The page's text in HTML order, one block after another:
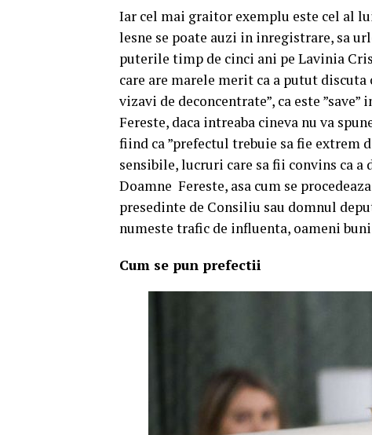
Iar cel mai graitor exemplu este cel al
lesne se poate auzi in inregistrare, sa
puterile timp de cinci ani pe Lavinia
care are marele merit ca a putut
vizavi de deconcentrate”, ca este
Fereste, daca intreaba cineva nu va
fiind ca ”prefectul trebuie sa fie extrem
sensibile, lucruri care sa fii convins ca a
Doamne Fereste, asa cum se
presedinte de Consiliu sau domnul
numeste trafic de influenta, oameni buni
Cum se pun prefectii